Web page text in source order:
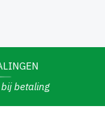
betaling